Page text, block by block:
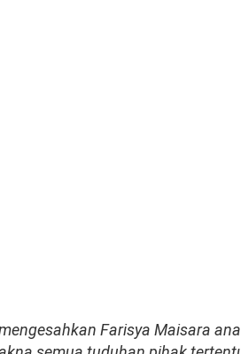
Farisya Maisara